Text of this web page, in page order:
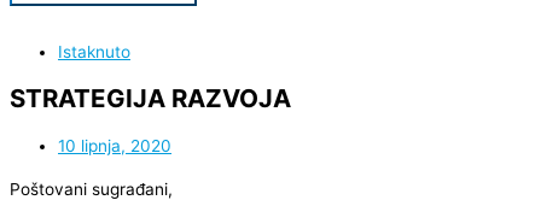
Istaknuto
STRATEGIJA RAZVOJA
10 lipnja, 2020
Poštovani sugrađani,